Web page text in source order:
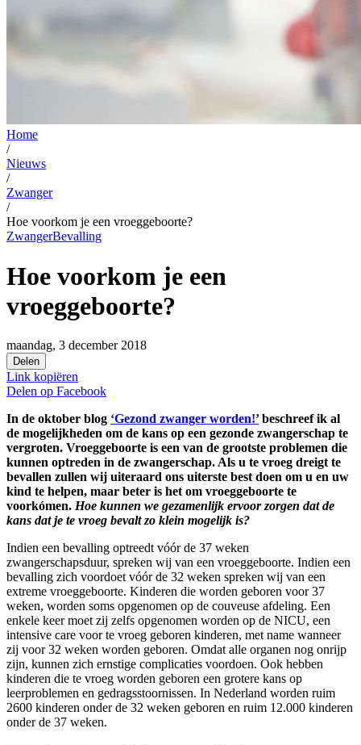
Home
/
Nieuws
/
Zwanger
/
Hoe voorkom je een vroeggeboorte?
ZwangerBevalling
Hoe voorkom je een
vroeggeboorte?
maandag, 3 december 2018
Delen
Link kopiëren
Delen op Facebook
In de oktober blog ‘Gezond zwanger worden!’beschreef ik al
de mogelijkheden om de kans op een gezonde zwangerschap te
vergroten. Vroeggeboorte is een van de grootste problemen die
kunnen optreden in de zwangerschap. Als u te vroeg dreigt te
bevallen zullen wij uiteraard ons uiterste best doen om u en uw
kind te helpen, maar beter is het om vroeggeboorte te
voorkómen. Hoe kunnen we gezamenlijk ervoor zorgen dat de
kans dat je te vroeg bevalt zo klein mogelijk is?
Indien een bevalling optreedt vóór de 37 weken
zwangerschapsduur, spreken wij van een vroeggeboorte. Indien een
bevalling zich voordoet vóór de 32 weken spreken wij van een
extreme vroeggeboorte. Kinderen die worden geboren voor 37
weken, worden soms opgenomen op de couveuse afdeling. Een
enkele keer moet zij zelfs opgenomen worden op de NICU, een
intensive care voor te vroeg geboren kinderen, met name wanneer
zij voor 32 weken worden geboren. Omdat alle organen nog onrijp
zijn, kunnen zich ernstige complicaties voordoen. Ook hebben
kinderen die te vroeg worden geboren een grotere kans op
leerproblemen en gedragsstoornissen. In Nederland worden ruim
2600 kinderen onder de 32 weken geboren en ruim 12.000 kinderen
onder de 37 weken.